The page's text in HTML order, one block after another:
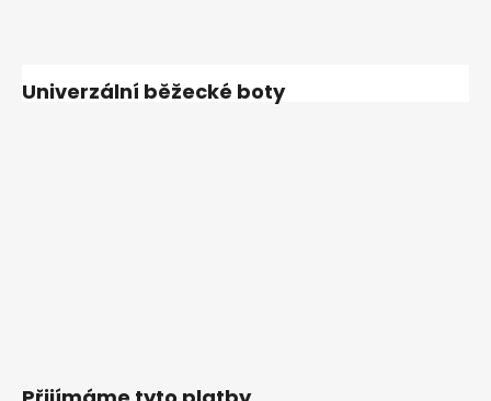
Univerzální běžecké boty